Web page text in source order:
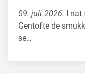
09. juli 2026. I nat
Gentofte de
se…